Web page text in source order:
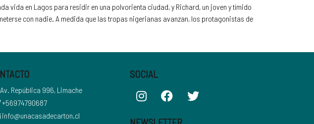
vida en Lagos para residir en una polvorienta ciudad, y Richard, un joven y tímido
con nadie. A medida que las tropas nigerianas avanzan, los protagonistas de
Av. República 996, Limache
+56974790687
info@unacasadecarton.cl
SOCIAL